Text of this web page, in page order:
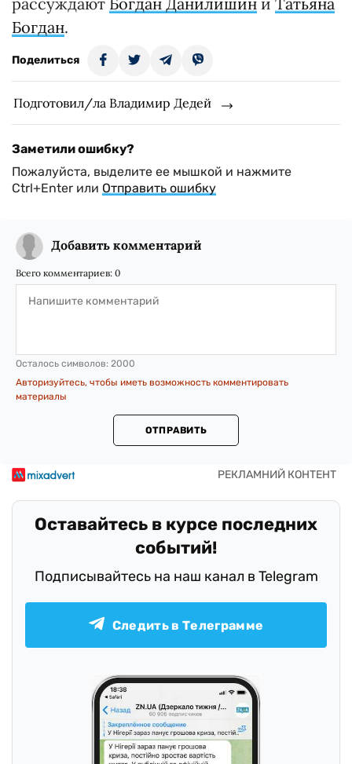
Богдан.
Поделиться
Подготовил/ла Владимир Дедей
Заметили ошибку?
Пожалуйста, выделите ее мышкой и нажмите
Ctrl+Enter или Отправить ошибку
Добавить комментарий
Всего комментариев: 0
Осталось символов: 2000
Авторизуйтесь, чтобы иметь возможность комментировать
материалы
ОТПРАВИТЬ
Оставайтесь в курсе последних
событий!
Подписывайтесь на наш канал в Telegram
Следить в Телеграмме